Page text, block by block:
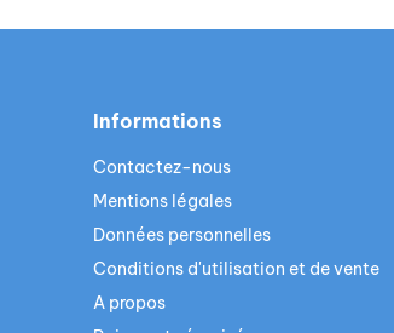
Informations
Contactez-nous
Mentions légales
Données personnelles
Conditions d'utilisation et de vente
A propos